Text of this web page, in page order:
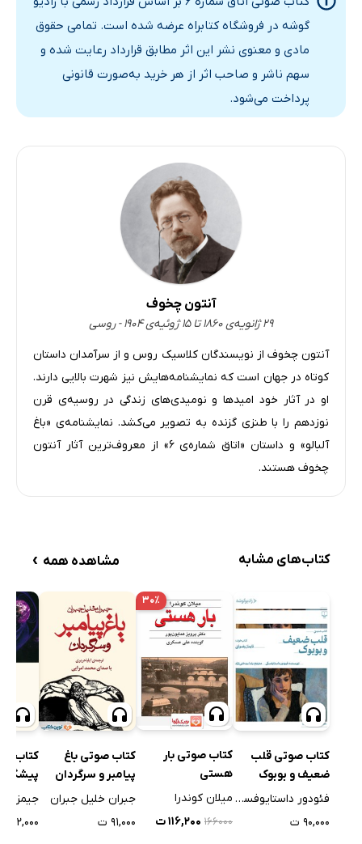
گوشه در فروشگاه کتابراه عرضه شده است. تمامی حقوق
مادی و معنوی نشر این اثر مطابق قرارداد رعایت شده و
سهم ناشر و صاحب اثر از هر خرید به‌صورت قانونی
پرداخت می‌شود.
آنتون چخوف
۲۹ ژانویه‌ی ۱۸۶۰ تا ۱۵ ژوئیه‌ی ۱۹۰۴ - روسی
آنتون چخوف از نویسندگان کلاسیک روس و از سرآمدان داستان
کوتاه در جهان است که نمایشنامه‌هایش نیز شهرت بالایی دارند.
او در آثار خود امیدها و نومیدی‌های زندگی در روسیه‌ی قرن
نوزدهم را با طنزی گزنده به تصویر می‌کشد. نمایشنامه‌ی «باغ
آلبالو» و داستان «اتاق شماره‌ی 6» از معروف‌ترین آثار آنتون
چخوف هستند.
کتاب‌های مشابه مشاهده همه ›
کتاب صوتی قلب
ضعیف و بوبوک
فئودور داستایوفسکی
۹۰,۰۰۰ ت
۳۰٪
کتاب صوتی بار
هستی
میلان کوندرا
۱۶۶۰۰۰ ۱۱۶,۲۰۰ ت
کتاب صوتی باغ
پیامبر و سرگردان
جبران خلیل جبران
۹۱,۰۰۰ ت
کتاب
جیمز
۲۴۲,۰۰۰ ت